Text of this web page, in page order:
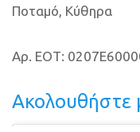
Ποταμό, Κύθηρα
Αρ. ΕΟΤ:
Ακολουθήστε